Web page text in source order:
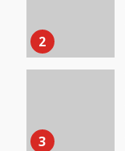
2
3